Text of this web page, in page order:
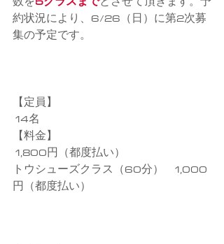
約状況により、6/26（日）に第2次募
集の予定です。
【定員】
14名
【料金】
1,800円（都度払い）
トウシューズクラス（60分）　1,000
円（都度払い）